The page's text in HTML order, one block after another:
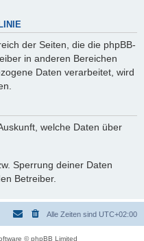
der Seiten, die die phpBB-
in anderen Bereichen
Daten verarbeitet, wird
welche Daten über
Sperrung deiner Daten
Betreiber.
Alle Zeiten sind UTC+02:00
© phpBB Limited